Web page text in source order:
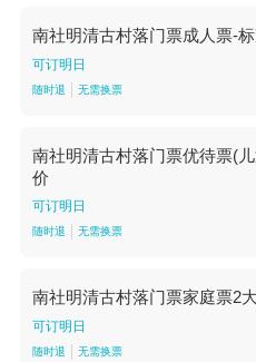
南社明清古村落门票成人票-
可订明日
随时退 无需换票
南社明清古村落门票优待票(
价
可订明日
随时退 无需换票
南社明清古村落门票家庭票2
可订明日
随时退 无需换票